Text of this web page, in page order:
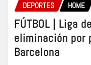
DEPORTES HOME
FÚTBOL | Liga
eliminación por
Barcelona